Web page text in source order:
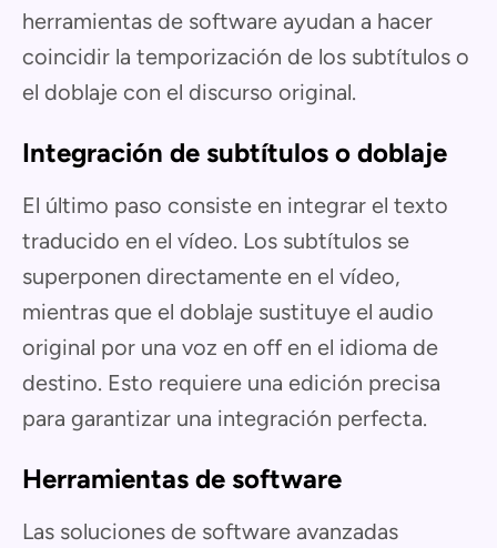
herramientas de software ayudan a hacer
coincidir la temporización de los subtítulos o
el doblaje con el discurso original.
Integración de subtítulos o doblaje
El último paso consiste en integrar el texto
traducido en el vídeo. Los subtítulos se
superponen directamente en el vídeo,
mientras que el doblaje sustituye el audio
original por una voz en off en el idioma de
destino. Esto requiere una edición precisa
para garantizar una integración perfecta.
Herramientas de software
Las soluciones de software avanzadas